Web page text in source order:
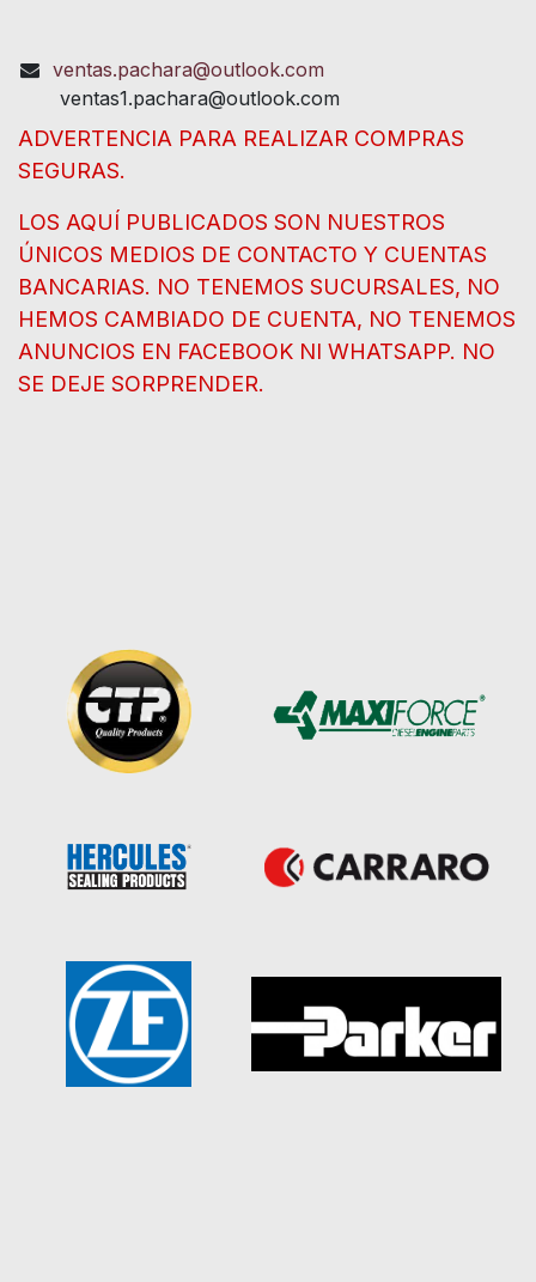
ventas.pachara@outlook.com
ventas1.pachara@outlook.com
ADVERTENCIA PARA REALIZAR COMPRAS
SEGURAS.
LOS AQUÍ PUBLICADOS SON NUESTROS
ÚNICOS MEDIOS DE CONTACTO Y CUENTAS
BANCARIAS. NO TENEMOS SUCURSALES, NO
HEMOS CAMBIADO DE CUENTA, NO TENEMOS
ANUNCIOS EN FACEBOOK NI WHATSAPP. NO
SE DEJE SORPRENDER.